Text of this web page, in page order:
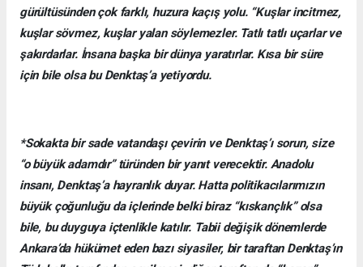
gürültüsünden çok farklı, huzura kaçış yolu. “Kuşlar incitmez,
kuşlar sövmez, kuşlar yalan söylemezler. Tatlı tatlı uçarlar ve
şakırdarlar. İnsana başka bir dünya yaratırlar. Kısa bir süre
için bile olsa bu Denktaş’a yetiyordu.
*Sokakta bir sade vatandaşı çevirin ve Denktaş’ı sorun, size
“o büyük adamdır” türünden bir yanıt verecektir. Anadolu
insanı, Denktaş’a hayranlık duyar. Hatta politikacılarımızın
büyük çoğunluğu da içlerinde belki biraz “kıskançlık” olsa
bile, bu duyguya içtenlikle katılır. Tabii değişik dönemlerde
Ankara’da hükümet eden bazı siyasiler, bir taraftan Denktaş’ın